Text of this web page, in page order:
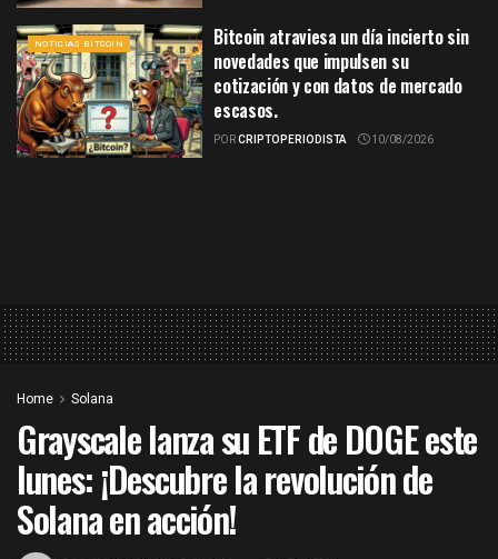
NOTICIAS BITCOIN
Bitcoin atraviesa un día incierto sin
novedades que impulsen su
cotización y con datos de mercado
escasos.
PORCRIPTOPERIODISTA 10/08/2026
Home Solana
Grayscale lanza su ETF de DOGE este
lunes: ¡Descubre la revolución de
Solana en acción!